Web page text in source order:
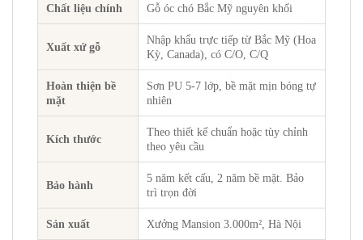
Chất liệu chính Gỗ óc chó Bắc Mỹ nguyên khối
Xuất xứ gỗ
Nhập khẩu trực tiếp từ Bắc Mỹ (Hoa
Kỳ, Canada), có C/O, C/Q
Hoàn thiện bề
mặt
Sơn PU 5-7 lớp, bề mặt mịn bóng tự
nhiên
Kích thước
Theo thiết kế chuẩn hoặc tùy chỉnh
theo yêu cầu
Bảo hành
5 năm kết cấu, 2 năm bề mặt. Bảo
trì trọn đời
Sản xuất Xưởng Mansion 3.000m², Hà Nội